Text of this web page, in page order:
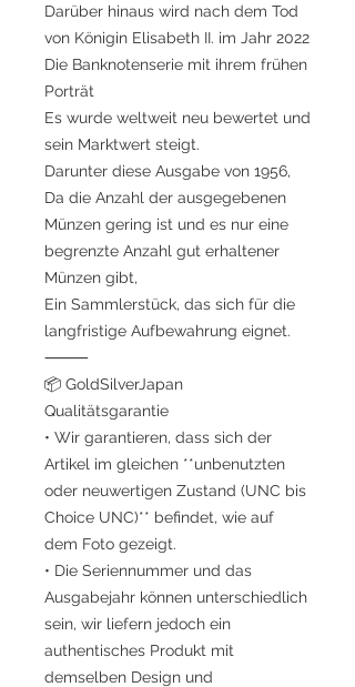
Darüber hinaus wird nach dem Tod
von Königin Elisabeth II. im Jahr 2022
Die Banknotenserie mit ihrem frühen
Porträt
Es wurde weltweit neu bewertet und
sein Marktwert steigt.
Darunter diese Ausgabe von 1956,
Da die Anzahl der ausgegebenen
Münzen gering ist und es nur eine
begrenzte Anzahl gut erhaltener
Münzen gibt,
Ein Sammlerstück, das sich für die
langfristige Aufbewahrung eignet.
⸻
📦 GoldSilverJapan
Qualitätsgarantie
• Wir garantieren, dass sich der
Artikel im gleichen **unbenutzten
oder neuwertigen Zustand (UNC bis
Choice UNC)** befindet, wie auf
dem Foto gezeigt.
• Die Seriennummer und das
Ausgabejahr können unterschiedlich
sein, wir liefern jedoch ein
authentisches Produkt mit
demselben Design und